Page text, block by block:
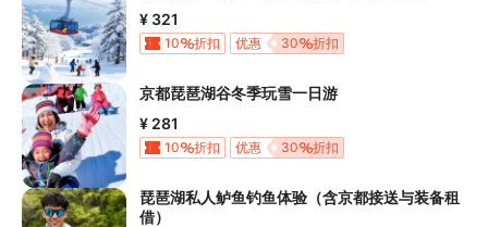
可抗力导致无法成行的，请您听从旅行社工作人员的安排参加活
动；
6.若您在项目过程中感到任何不适，请及时与项目工作人员进行沟
¥ 321
10 折扣 30 折扣
优惠
京都琵琶湖谷冬季玩雪一日游
¥ 281
10 折扣 30 折扣
优惠
琵琶湖私人鲈鱼钓鱼体验（含京都接送与装备租
借）